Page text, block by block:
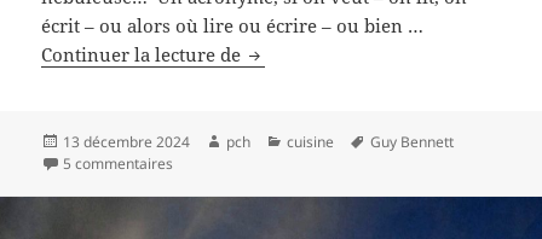
écrit – ou alors où lire ou écrire – ou bien …
Continuer la lecture de Oloé
Publié
le
13 décembre 2024 Auteur
pch Catégories
cuisine
Mots-
Guy Bennett
5 commentaires